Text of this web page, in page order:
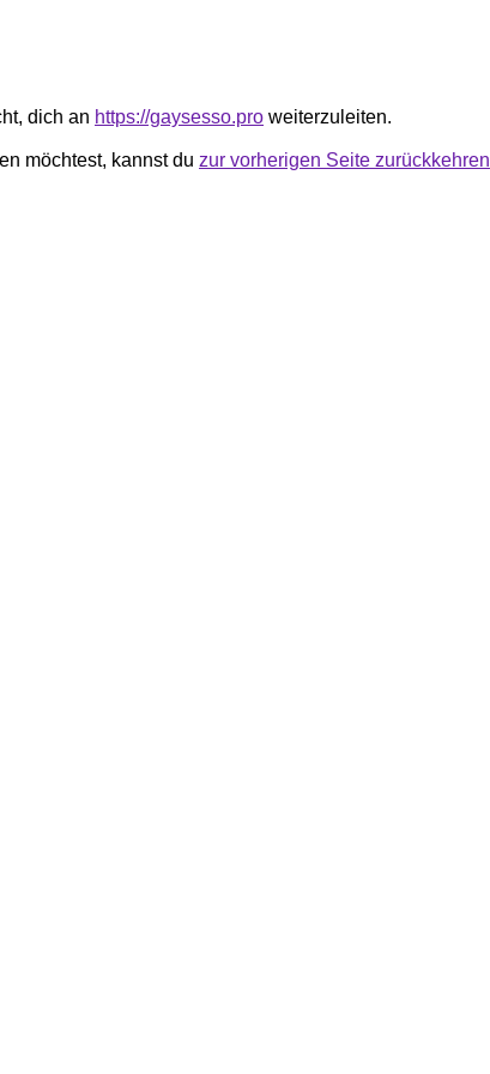
dich an https://gaysesso.pro weiterzuleiten.
möchtest, kannst du zur vorherigen Seite zurückkehren